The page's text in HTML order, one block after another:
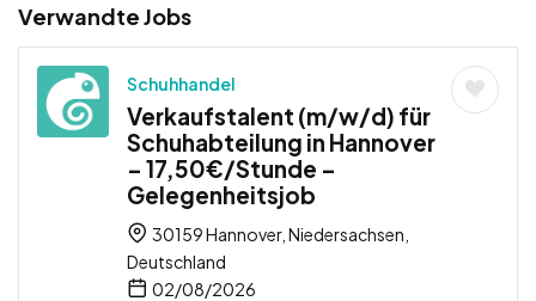
Verwandte Jobs
Schuhhandel
Verkaufstalent (m/w/d) für
Schuhabteilung in Hannover
– 17,50€/Stunde –
Gelegenheitsjob
30159 Hannover, Niedersachsen,
Deutschland
02/08/2026